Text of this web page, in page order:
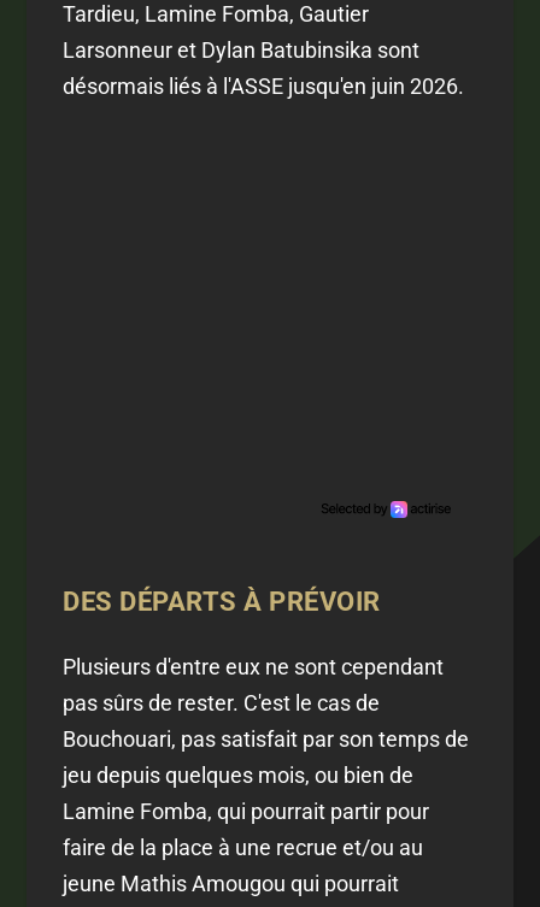
Tardieu, Lamine Fomba, Gautier
Larsonneur et Dylan Batubinsika sont
désormais liés à l'ASSE jusqu'en juin 2026.
DES DÉPARTS À PRÉVOIR
Plusieurs d'entre eux ne sont cependant
pas sûrs de rester. C'est le cas de
Bouchouari, pas satisfait par son temps de
jeu depuis quelques mois, ou bien de
Lamine Fomba, qui pourrait partir pour
faire de la place à une recrue et/ou au
jeune Mathis Amougou qui pourrait